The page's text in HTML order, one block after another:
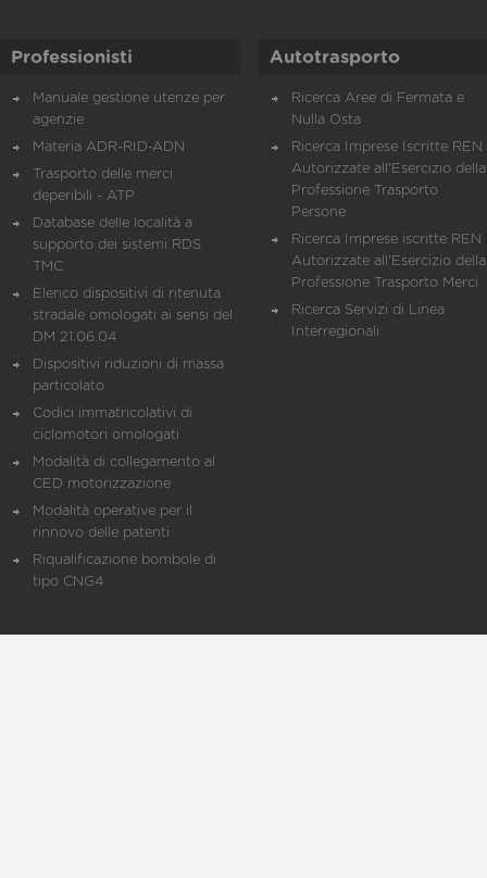
Professionisti
Manuale gestione utenze per
agenzie
Materia ADR-RID-ADN
Trasporto delle merci
deperibili - ATP
Database delle località a
supporto dei sistemi RDS
TMC
Elenco dispositivi di ritenuta
stradale omologati ai sensi del
DM 21.06.04
Dispositivi riduzioni di massa
particolato
Codici immatricolativi di
ciclomotori omologati
Modalità di collegamento al
CED motorizzazione
Modalità operative per il
rinnovo delle patenti
Riqualificazione bombole di
tipo CNG4
Autotrasporto
Ricerca Aree di Fermata e
Nulla Osta
Ricerca Imprese Iscritte REN
Autorizzate all'Esercizio della
Professione Trasporto
Persone
Ricerca Imprese iscritte REN
Autorizzate all'Esercizio della
Professione Trasporto Merci
Ricerca Servizi di Linea
Interregionali